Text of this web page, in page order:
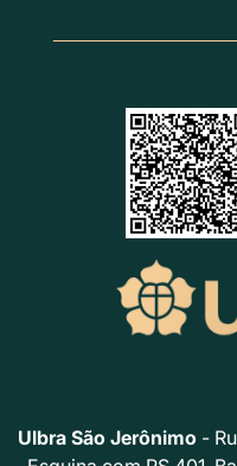
Ulbra São Jerônimo -